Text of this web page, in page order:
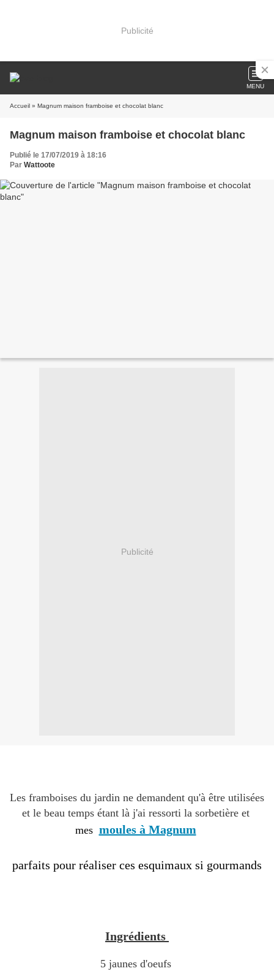
Publicité
MENU
Accueil » Magnum maison framboise et chocolat blanc
Magnum maison framboise et chocolat blanc
Publié le 17/07/2019 à 18:16
Par Wattoote
Publicité
Les framboises du jardin ne demandent qu'à être utilisées
et le beau temps étant là j'ai ressorti la sorbetière et
mes moules à Magnum
parfaits pour réaliser ces esquimaux si gourmands
Ingrédients
5 jaunes d'oeufs